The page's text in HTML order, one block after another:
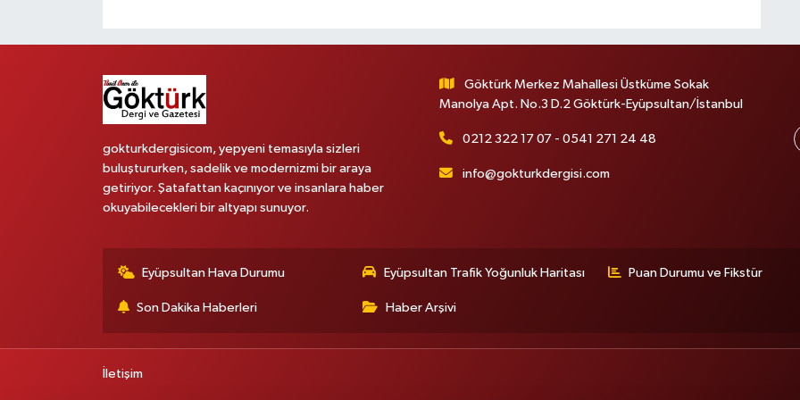
gokturkdergisicom, yepyeni temasıyla sizleri
buluştururken, sadelik ve modernizmi bir araya
getiriyor. Şatafattan kaçınıyor ve insanlara haber
okuyabilecekleri bir altyapı sunuyor.
Göktürk Merkez Mahallesi Üstküme Sokak
Manolya Apt. No.3 D.2 Göktürk-Eyüpsultan/İstanbul
0212 322 17 07 - 0541 271 24 48
info@gokturkdergisi.com
Eyüpsultan Hava Durumu Eyüpsultan Trafik Yoğunluk Haritası Puan Durumu ve Fikstür
Son Dakika Haberleri Haber Arşivi
İletişim